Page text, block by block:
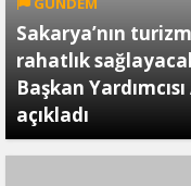
Sakarya’nın
rahatlık
Başkan
açıkladı